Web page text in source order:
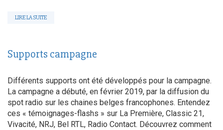
LIRE LA SUITE
Supports campagne
Différents supports ont été développés pour la campagne.
La campagne a débuté, en février 2019, par la diffusion du
spot radio sur les chaines belges francophones. Entendez
ces « témoignages-flashs » sur La Première, Classic 21,
Vivacité, NRJ, Bel RTL, Radio Contact. Découvrez comment